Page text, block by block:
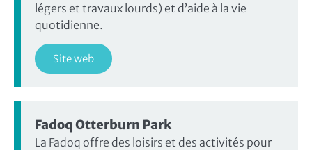
légers et travaux lourds) et d’aide à la vie
quotidienne.
Site web
Fadoq Otterburn Park
La Fadoq offre des loisirs et des activités pour